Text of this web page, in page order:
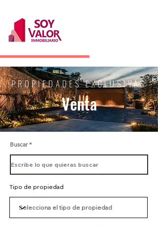
PROPIEDADES EXCLUSIVAS
Venta
Buscar
Tipo de propiedad